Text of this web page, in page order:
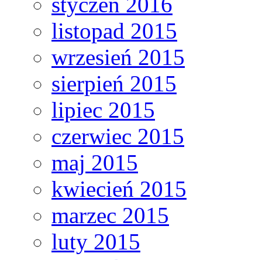
listopad 2015
wrzesień 2015
sierpień 2015
lipiec 2015
czerwiec 2015
maj 2015
kwiecień 2015
marzec 2015
luty 2015